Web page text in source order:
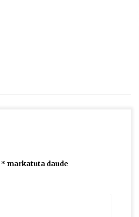
* markatuta daude